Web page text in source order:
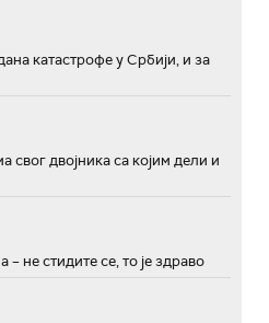
катастрофе у Србији, и за
свог двојника са којим дели и
– не стидите се, то је здраво